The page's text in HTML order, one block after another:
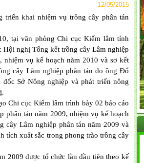
12/05/2015
triển khai nhiệm vụ trồng cây phân tán
tại văn phòng Chi cục Kiểm lâm tỉnh
Hội nghị Tổng kết trồng cây Lâm nghiệp
nhiệm vụ kế hoạch năm 2010 và sơ kết
cây Lâm nghiệp phân tán do ông Đổ
Sở Nông nghiệp và phát triển nông
cục Kiểm lâm trình bày 02 báo cáo
phân tán năm 2009, nhiệm vụ kế hoạch
cây Lâm nghiệp phân tán năm 2009 và
tích xuất sắc trong phong trào trồng cây
được tổ chức lần đầu tiên theo kế